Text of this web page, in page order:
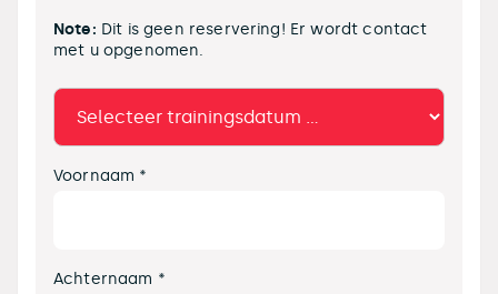
Note: Dit is geen reservering! Er wordt contact
met u opgenomen.
Voornaam *
Achternaam *